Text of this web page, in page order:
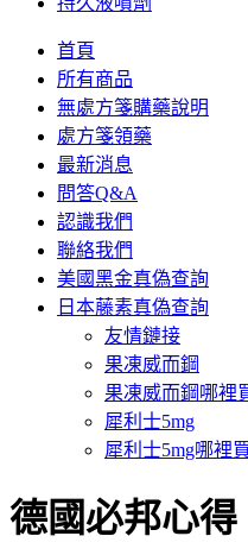
首頁
所有商品
無處方箋購藥說明
處方箋領藥
最新消息
問答Q&A
認識我們
聯絡我們
美國黑金真偽查詢
日本藤素真偽查詢
友情鏈接
果凍威而鋼
果凍威而鋼哪裡
犀利士5mg
犀利士5mg哪裡
德國必邦心得